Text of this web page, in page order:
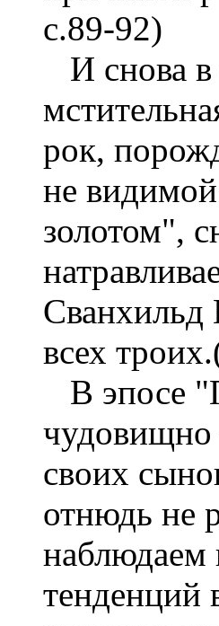
с.89-92)
И снова в
рок,
не
золотом",
Сванхильд
всех
В эпосе
чудовищно
своих
отнюдь не
наблюдаем
тенденций